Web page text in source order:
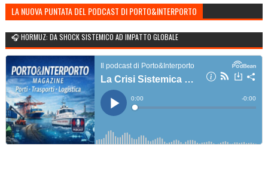
LA NUOVA PUNTATA DEL PODCAST DI PORTO&INTERPORTO
🎧 HORMUZ: DA SHOCK SISTEMICO AD IMPATTO GLOBALE